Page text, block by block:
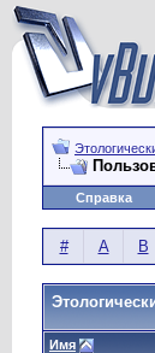
Справка
# A B
Имя